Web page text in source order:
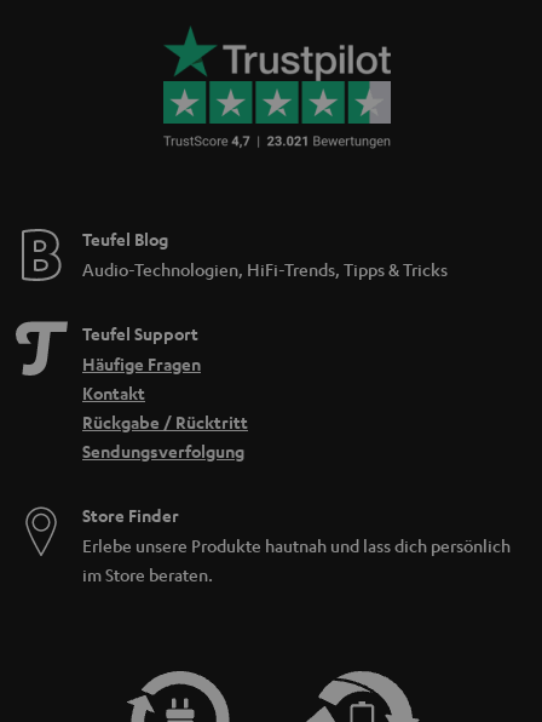
Teufel Blog
Audio-Technologien, HiFi-Trends, Tipps & Tricks
Teufel Support
Häufige Fragen
Kontakt
Rückgabe / Rücktritt
Sendungsverfolgung
Store Finder
Erlebe unsere Produkte hautnah und lass dich persönlich
im Store beraten.